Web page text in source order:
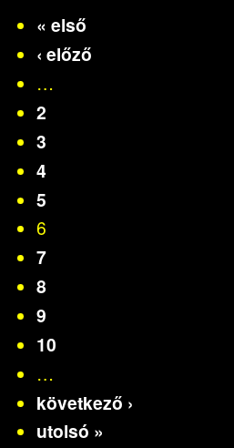
« első
‹ előző
…
2
3
4
5
6
7
8
9
10
…
következő ›
utolsó »